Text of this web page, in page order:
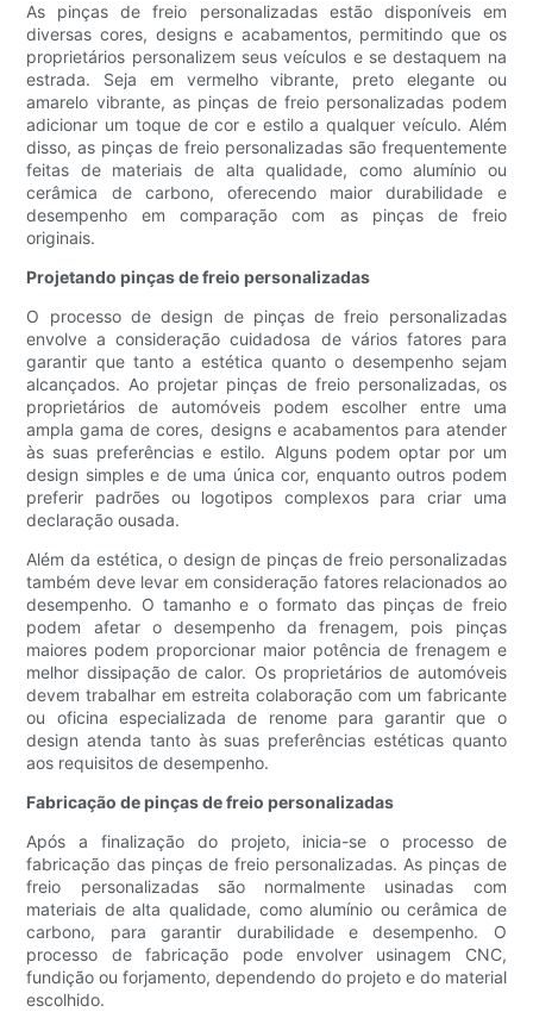
As pinças de freio personalizadas estão disponíveis em
diversas cores, designs e acabamentos, permitindo que os
proprietários personalizem seus veículos e se destaquem na
estrada. Seja em vermelho vibrante, preto elegante ou
amarelo vibrante, as pinças de freio personalizadas podem
adicionar um toque de cor e estilo a qualquer veículo. Além
disso, as pinças de freio personalizadas são frequentemente
feitas de materiais de alta qualidade, como alumínio ou
cerâmica de carbono, oferecendo maior durabilidade e
desempenho em comparação com as pinças de freio
originais.
Projetando pinças de freio personalizadas
O processo de design de pinças de freio personalizadas
envolve a consideração cuidadosa de vários fatores para
garantir que tanto a estética quanto o desempenho sejam
alcançados. Ao projetar pinças de freio personalizadas, os
proprietários de automóveis podem escolher entre uma
ampla gama de cores, designs e acabamentos para atender
às suas preferências e estilo. Alguns podem optar por um
design simples e de uma única cor, enquanto outros podem
preferir padrões ou logotipos complexos para criar uma
declaração ousada.
Além da estética, o design de pinças de freio personalizadas
também deve levar em consideração fatores relacionados ao
desempenho. O tamanho e o formato das pinças de freio
podem afetar o desempenho da frenagem, pois pinças
maiores podem proporcionar maior potência de frenagem e
melhor dissipação de calor. Os proprietários de automóveis
devem trabalhar em estreita colaboração com um fabricante
ou oficina especializada de renome para garantir que o
design atenda tanto às suas preferências estéticas quanto
aos requisitos de desempenho.
Fabricação de pinças de freio personalizadas
Após a finalização do projeto, inicia-se o processo de
fabricação das pinças de freio personalizadas. As pinças de
freio personalizadas são normalmente usinadas com
materiais de alta qualidade, como alumínio ou cerâmica de
carbono, para garantir durabilidade e desempenho. O
processo de fabricação pode envolver usinagem CNC,
fundição ou forjamento, dependendo do projeto e do material
escolhido.